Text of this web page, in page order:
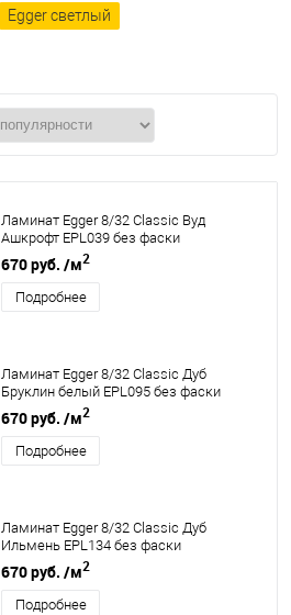
Egger светлый
Ламинат Egger 8/32 Classic Вуд
Ашкрофт EPL039 без фаски
670 руб. /м2
Подробнее
Ламинат Egger 8/32 Classic Дуб
Бруклин белый EPL095 без фаски
670 руб. /м2
Подробнее
Ламинат Egger 8/32 Classic Дуб
Ильмень EPL134 без фаски
670 руб. /м2
Подробнее